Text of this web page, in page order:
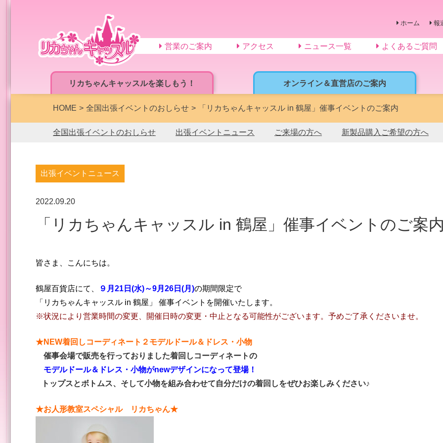
リカちゃんキャッスルを楽しもう！ オンライン＆直営店のご案内
ホーム 報
営業のご案内 アクセス ニュース一覧 よくあるご質問
HOME 全国出張イベントのおしらせ 「リカちゃんキャッスル in 鶴屋」催事イベントのご案内
全国出張イベントのおしらせ 出張イベントニュース ご来場の方へ 新製品購入ご希望の方へ
出張イベントニュース
2022.09.20
「リカちゃんキャッスル in 鶴屋」催事イベントのご案
皆さま、こんにちは。
鶴屋百貨店にて、 ９月21日(水)～9月26日(月)の期間限定で
「リカちゃんキャッスル in 鶴屋」 催事イベントを開催いたします。
※状況により営業時間の変更、開催日時の変更・中止となる可能性がございます。予めご了承くださいませ。
★NEW着回しコーディネート２モデルドール＆ドレス・小物
催事会場で販売を行っておりました着回しコーディネートの
モデルドール＆ドレス・小物がnewデザインになって登場！
トップスとボトムス、そして小物を組み合わせて自分だけの着回しをぜひお楽しみください♪
★お人形教室スペシャル リカちゃん★